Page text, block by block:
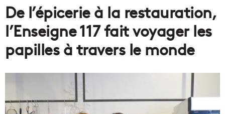
De l’épicerie à la restauration,
l’Enseigne 117 fait voyager les
papilles à travers le monde